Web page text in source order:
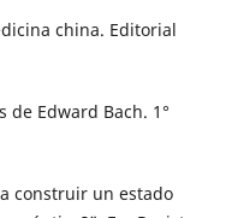
china. Editorial
de Edward Bach. 1°
construir un estado